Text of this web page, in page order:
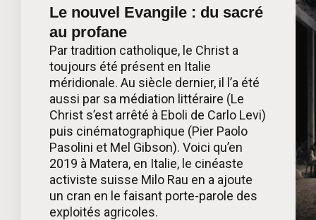
Le nouvel Evangile : du sacré
au profane
Par tradition catholique, le Christ a
toujours été présent en Italie
méridionale. Au siècle dernier, il l’a été
aussi par sa médiation littéraire (Le
Christ s’est arrêté à Eboli de Carlo Levi)
puis cinématographique (Pier Paolo
Pasolini et Mel Gibson). Voici qu’en
2019 à Matera, en Italie, le cinéaste
activiste suisse Milo Rau en a ajoute
un cran en le faisant porte-parole des
exploités agricoles.